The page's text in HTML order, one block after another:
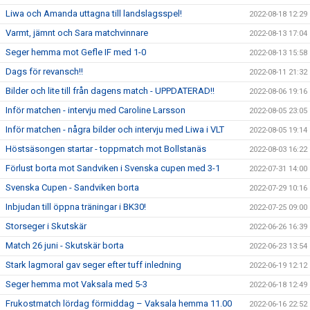
Liwa och Amanda uttagna till landslagsspel! 2022-08-18 12:29
Varmt, jämnt och Sara matchvinnare 2022-08-13 17:04
Seger hemma mot Gefle IF med 1-0 2022-08-13 15:58
Dags för revansch!! 2022-08-11 21:32
Bilder och lite till från dagens match - UPPDATERAD!! 2022-08-06 19:16
Inför matchen - intervju med Caroline Larsson 2022-08-05 23:05
Inför matchen - några bilder och intervju med Liwa i VLT 2022-08-05 19:14
Höstsäsongen startar - toppmatch mot Bollstanäs 2022-08-03 16:22
Förlust borta mot Sandviken i Svenska cupen med 3-1 2022-07-31 14:00
Svenska Cupen - Sandviken borta 2022-07-29 10:16
Inbjudan till öppna träningar i BK30! 2022-07-25 09:00
Storseger i Skutskär 2022-06-26 16:39
Match 26 juni - Skutskär borta 2022-06-23 13:54
Stark lagmoral gav seger efter tuff inledning 2022-06-19 12:12
Seger hemma mot Vaksala med 5-3 2022-06-18 12:49
Frukostmatch lördag förmiddag – Vaksala hemma 11.00 2022-06-16 22:52